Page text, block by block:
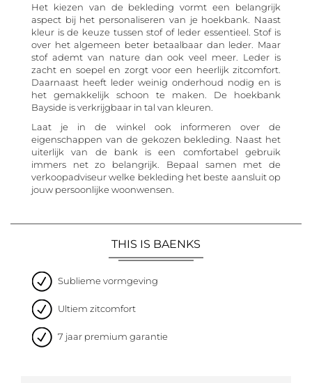
Het kiezen van de bekleding vormt een belangrijk
aspect bij het personaliseren van je hoekbank. Naast
kleur is de keuze tussen stof of leder essentieel. Stof is
over het algemeen beter betaalbaar dan leder. Maar
stof ademt van nature dan ook veel meer. Leder is
zacht en soepel en zorgt voor een heerlijk zitcomfort.
Daarnaast heeft leder weinig onderhoud nodig en is
het gemakkelijk schoon te maken. De hoekbank
Bayside is verkrijgbaar in tal van kleuren.
Laat je in de winkel ook informeren over de
eigenschappen van de gekozen bekleding. Naast het
uiterlijk van de bank is een comfortabel gebruik
immers net zo belangrijk. Bepaal samen met de
verkoopadviseur welke bekleding het beste aansluit op
jouw persoonlijke woonwensen.
THIS IS BAENKS
Sublieme vormgeving
Ultiem zitcomfort
7 jaar premium garantie